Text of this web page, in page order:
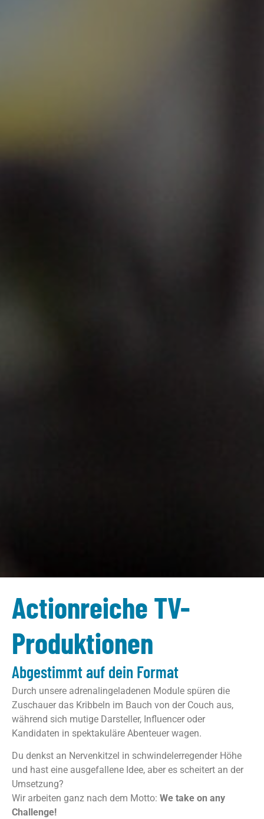
Actionreiche TV-
Produktionen
Abgestimmt auf dein Format
Durch unsere adrenalingeladenen Module spüren die
Zuschauer das Kribbeln im Bauch von der Couch aus,
während sich mutige Darsteller, Influencer oder
Kandidaten in spektakuläre Abenteuer wagen.
Du denkst an Nervenkitzel in schwindelerregender Höhe
und hast eine ausgefallene Idee, aber es scheitert an der
Umsetzung?
Wir arbeiten ganz nach dem Motto: We take on any
Challenge!